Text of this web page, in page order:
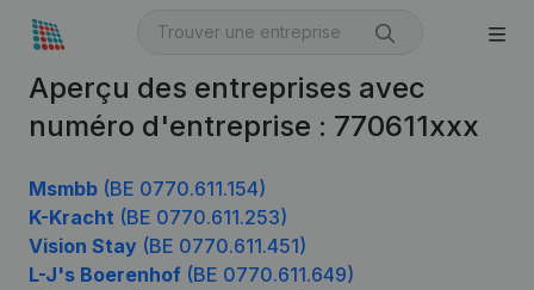
Aperçu des entreprises avec
numéro d'entreprise : 770611xxx
Msmbb (BE 0770.611.154)
K-Kracht (BE 0770.611.253)
Vision Stay (BE 0770.611.451)
L-J's Boerenhof (BE 0770.611.649)